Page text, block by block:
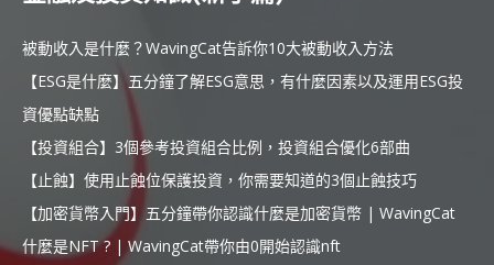
被動收入是什麼？WavingCat告訴你10大被動收入方法
【ESG是什麼】五分鐘了解ESG意思，有什麼因素以及運用ESG投
資優點缺點
【投資組合】3個參考投資組合比例，投資組合優化6部曲
【止蝕】使用止蝕位保護投資，你需要知道的3個止蝕技巧
【加密貨幣入門】五分鐘帶你認識什麼是加密貨幣 | WavingCat
什麼是NFT ? | WavingCat帶你由0開始認識nft